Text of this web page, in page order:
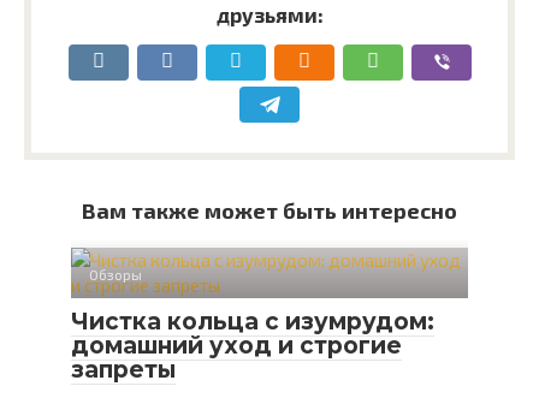
друзьями:
Вам также может быть интересно
Обзоры
Чистка кольца с изумрудом:
домашний уход и строгие
запреты